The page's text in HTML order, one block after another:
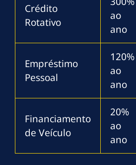
Crédito
Rotativo
ao
ano
Empréstimo
Pessoal
120%
ao
ano
Financiamento
de Veículo
20%
ao
ano